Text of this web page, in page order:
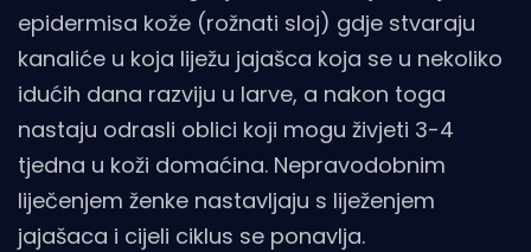
epidermisa kože (rožnati sloj) gdje stvaraju
kanaliće u koja liježu jajašca koja se u nekoliko
idućih dana razviju u larve, a nakon toga
nastaju odrasli oblici koji mogu živjeti 3-4
tjedna u koži domaćina. Nepravodobnim
liječenjem ženke nastavljaju s liježenjem
jajašaca i cijeli ciklus se ponavlja.